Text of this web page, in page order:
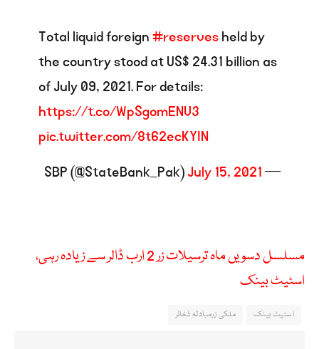
Total liquid foreign#reservesheld by
the country stood at US$ 24.31 billion as
of July 09, 2021. For details:
https://t.co/WpSgomENV3
pic.twitter.com/8t62ecKYIN
— SBP (@StateBank_Pak)
July 15, 2021
مسلسل دسویں ماہ ترسیلات زر 2 ارب ڈالر سے زیادہ رہی،
اسٹیٹ بینک
اسٹیٹ بینک ملکی زرمبادلہ ذخائر